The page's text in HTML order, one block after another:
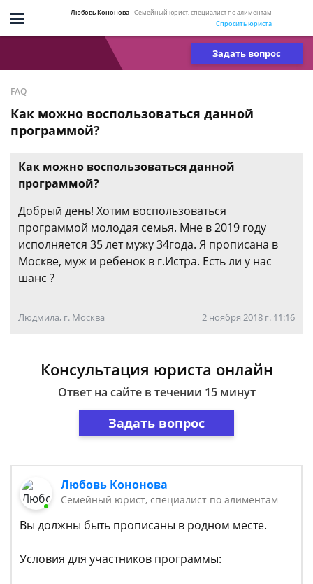
Любовь Кононова- Семейный юрист, специалист по алиментам
Спросить юриста
Задать вопрос
FAQ
Как можно воспользоваться данной
программой?
Как можно воспользоваться данной
программой?
Добрый день! Хотим воспользоваться
программой молодая семья. Мне в 2019 году
исполняется 35 лет мужу 34года. Я прописана в
Москве, муж и ребенок в г.Истра. Есть ли у нас
шанс ?
Людмила, г. Москва 2 ноября 2018 г. 11:16
Консультация юриста онлайн
Ответ на сайте в течении 15 минут
Задать вопрос
Любовь Кононова
Семейный юрист, специалист по алиментам
Вы должны быть прописаны в родном месте.
Условия для участников программы: